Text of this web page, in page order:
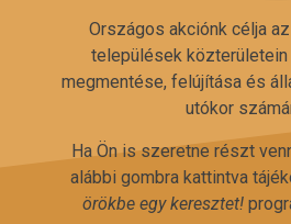
Országos akciónk célja
települések
megmentése, felújítása és
utókor
Ha Ön is szeretne részt
alábbi gombra kattintva
örökbe egy keresztet!